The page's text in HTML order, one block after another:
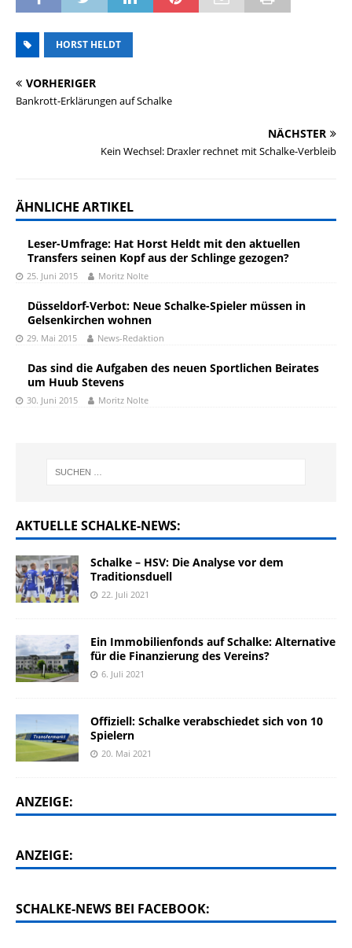
HORST HELDT
VORHERIGER
Bankrott-Erklärungen auf Schalke
NÄCHSTER
Kein Wechsel: Draxler rechnet mit Schalke-Verbleib
ÄHNLICHE ARTIKEL
Leser-Umfrage: Hat Horst Heldt mit den aktuellen
Transfers seinen Kopf aus der Schlinge gezogen?
25. Juni 2015 Moritz Nolte
Düsseldorf-Verbot: Neue Schalke-Spieler müssen in
Gelsenkirchen wohnen
29. Mai 2015 News-Redaktion
Das sind die Aufgaben des neuen Sportlichen Beirates
um Huub Stevens
30. Juni 2015 Moritz Nolte
AKTUELLE SCHALKE-NEWS:
Schalke – HSV: Die Analyse vor dem
Traditionsduell
22. Juli 2021
Ein Immobilienfonds auf Schalke: Alternative
für die Finanzierung des Vereins?
6. Juli 2021
Offiziell: Schalke verabschiedet sich von 10
Spielern
20. Mai 2021
ANZEIGE:
ANZEIGE:
SCHALKE-NEWS BEI FACEBOOK: